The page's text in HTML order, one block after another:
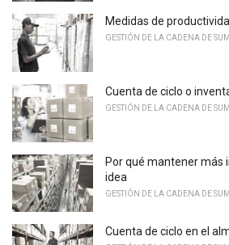
Medidas de
GESTIÓN DE LA CADENA DE
Cuenta de ciclo o
GESTIÓN DE LA CADENA DE
Por qué mantener más
idea
GESTIÓN DE LA CADENA DE
Cuenta de ciclo en el